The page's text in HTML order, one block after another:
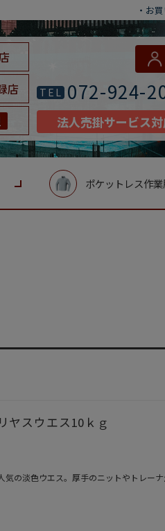
・お
店
TEL 072-924-
法人売掛サービス
ポケットレス作
ヤスウエス10ｋｇ
の淡色ウエス。厚手のニットやトレーナ